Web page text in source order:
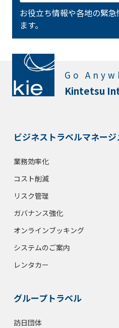
お役立ち情報や各地の緊
ます。
Go
Kintetsu
ビジネストラベルマネージ
業務効率化
コスト削減
リスク管理
ガバナンス強化
オンラインブッキング
システムのご案内
レンタカー
グループトラベル
訪日団体